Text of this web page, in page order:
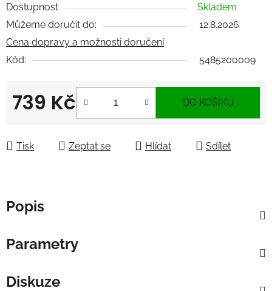
Dostupnost
Skladem
Můžeme doručit do:
12.8.2026
Cena dopravy a možnosti doručení
Kód:
5485200009
739 Kč DO KOŠÍKU
Tisk Zeptat se Hlídat Sdílet
Popis
Parametry
Diskuze